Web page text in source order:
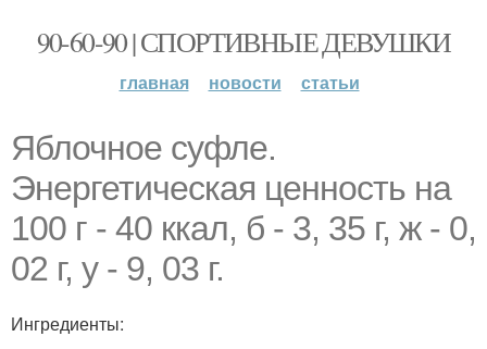
90-60-90 | СПОРТИВНЫЕ ДЕВУШКИ
главная новости статьи
Яблочное суфле.
Энергетическая ценность на
100 г - 40 ккал, б - 3, 35 г, ж - 0,
02 г, у - 9, 03 г.
Ингредиенты: